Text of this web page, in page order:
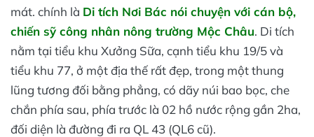
mát. chính là Di tích Nơi Bác nói chuyện với cán bộ,
chiến sỹ công nhân nông trường Mộc Châu. Di tích
nằm tại tiểu khu Xưởng Sữa, cạnh tiểu khu 19/5 và
tiểu khu 77, ở một địa thế rất đẹp, trong một thung
lũng tương đối bằng phẳng, có dãy núi bao bọc, che
chắn phía sau, phía trước là 02 hồ nước rộng gần 2ha,
đối diện là đường đi ra QL 43 (QL6 cũ).